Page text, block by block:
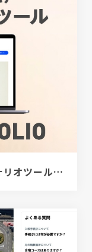
[PR]クリエイター向けポートフォリオツール｜BRIK PORTFOLIO